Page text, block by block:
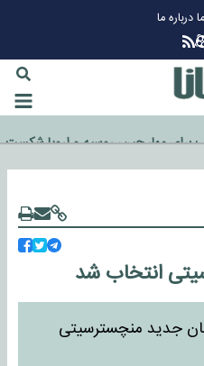
درباره ما
برای مهار چین، روسیه و اروپا شکست
انتخاب شد
جدید منچسترسیتی